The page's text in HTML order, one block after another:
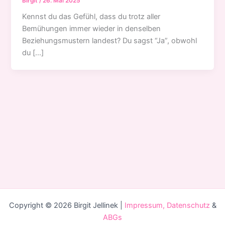
Kennst du das Gefühl, dass du trotz aller
Bemühungen immer wieder in denselben
Beziehungsmustern landest? Du sagst “Ja”, obwohl
du […]
Copyright © 2026 Birgit Jellinek | Impressum, Datenschutz &
ABGs